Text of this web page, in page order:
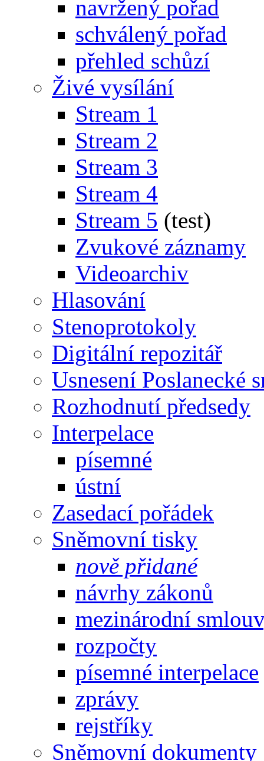
navržený pořad
schválený pořad
přehled schůzí
Živé vysílání
Stream 1
Stream 2
Stream 3
Stream 4
Stream 5 (test)
Zvukové záznamy
Videoarchiv
Hlasování
Stenoprotokoly
Digitální repozitář
Usnesení Poslanecké
Rozhodnutí předsedy
Interpelace
písemné
ústní
Zasedací pořádek
Sněmovní tisky
nově přidané
návrhy zákonů
mezinárodní
rozpočty
písemné interpelace
zprávy
rejstříky
Sněmovní dokumenty